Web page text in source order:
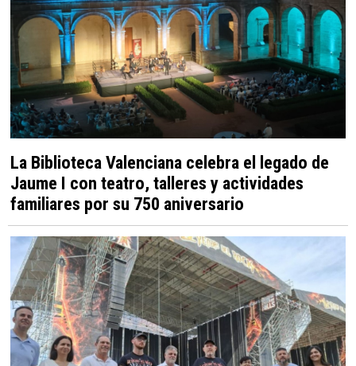
La Biblioteca Valenciana celebra el legado de
Jaume I con teatro, talleres y actividades
familiares por su 750 aniversario